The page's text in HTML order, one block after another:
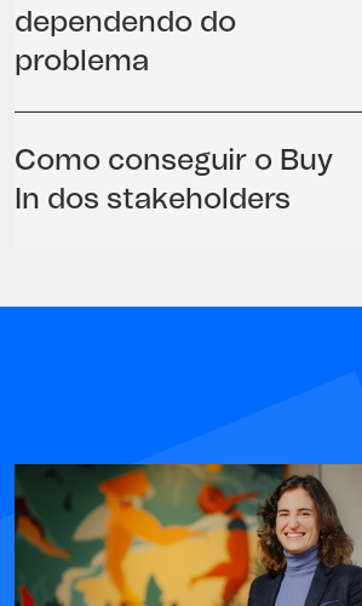
dependendo do
problema
Como conseguir o Buy
In dos stakeholders